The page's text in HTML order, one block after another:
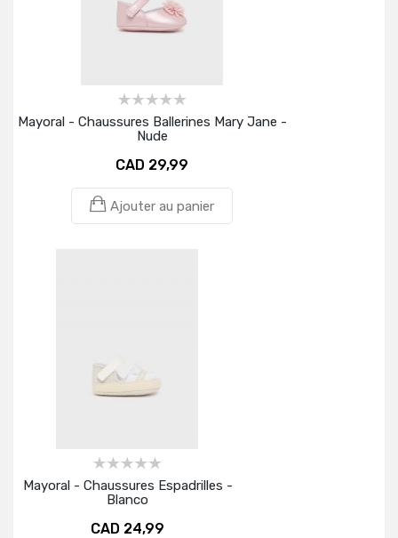
Mayoral - Chaussures Ballerines Mary Jane -
Nude
CAD 29,99
Ajouter au panier
Mayoral - Chaussures Espadrilles -
Blanco
CAD 24,99